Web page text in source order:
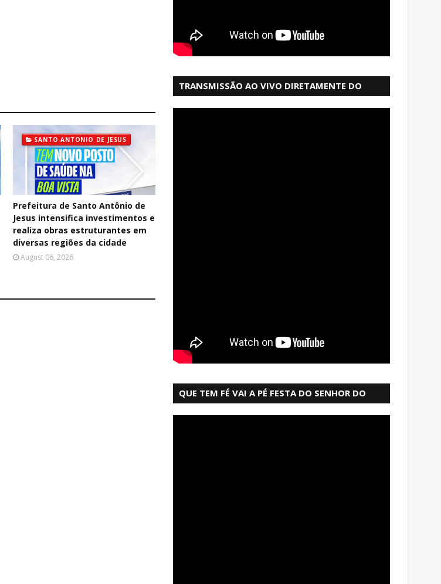
SANTO ANTONIO DE JESUS
Prefeitura de Santo Antônio de
Jesus intensifica investimentos e
realiza obras estruturantes em
diversas regiões da cidade
August 06, 2026
TRANSMISSÃO AO VIVO DIRETAMENTE DO
QUE TEM FÉ VAI A PÉ FESTA DO SENHOR DO